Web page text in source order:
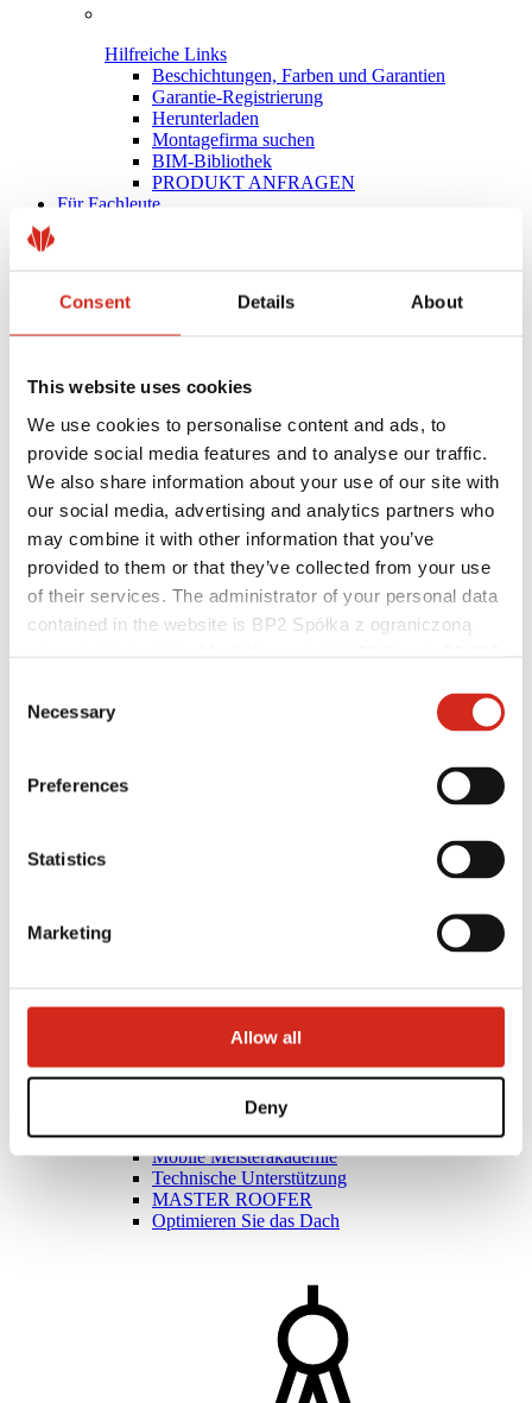
Consent Details About
This website uses cookies
We use cookies to personalise content and ads, to
provide social media features and to analyse our traffic.
We also share information about your use of our site with
our social media, advertising and analytics partners who
may combine it with other information that you’ve
provided to them or that they’ve collected from your use
of their services. The administrator of your personal data
contained in the website is BP2 Spółka z ograniczoną
121387608.
Selection
Necessary
Preferences
Statistics
Marketing
Allow all
Deny
Hilfreiche Links
Beschichtungen, Farben und Garantien
Garantie-Registrierung
Herunterladen
Montagefirma suchen
BIM-Bibliothek
PRODUKT ANFRAGEN
Für Fachleute
Vertriebspartner
eProfil
Meisterakademie
Praktische Ausbildung
Mobile Meisterakademie
Technische Unterstützung
MASTER ROOFER
Optimieren Sie das Dach